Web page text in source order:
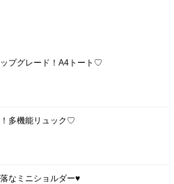
プグレード！A4トート♡
多機能リュック♡
なミニショルダー♥